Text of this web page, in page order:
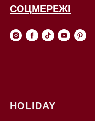
СОЦМЕРЕЖІ
HOLIDAY